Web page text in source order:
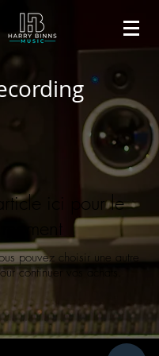
ici pour le
moment
pouvez choisir une autre
continuer vos achats.